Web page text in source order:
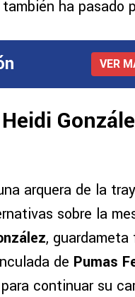
ha pasado
VER
arquera de la
sobre la
,
de Pumas
continuar su